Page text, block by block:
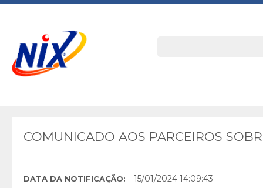
COMUNICADO AOS PARCEIROS
DATA DA NOTIFICAÇÃO: 15/01/2024 14:09:43